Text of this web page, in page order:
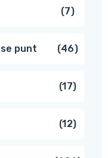
77
punt 4646
1717
1212